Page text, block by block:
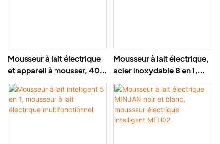
Mousseur à lait électrique
et appareil à mousser, 400
ml, acier inoxydable 8 en 1
Mousseur à lait électrique,
acier inoxydable 8 en 1,
600 ml